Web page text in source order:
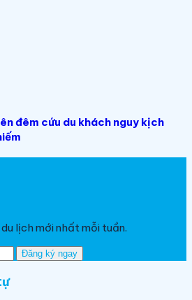
đêm cứu du khách nguy kịch
lịch mới nhất mỗi tuần.
Đăng ký ngay